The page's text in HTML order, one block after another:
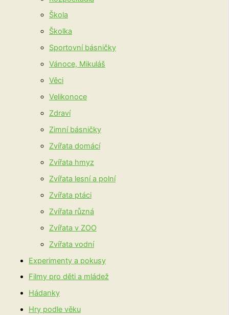
Škola
Školka
Sportovní básničky
Vánoce, Mikuláš
Věci
Velikonoce
Zdraví
Zimní básničky
Zvířata domácí
Zvířata hmyz
Zvířata lesní a polní
Zvířata ptáci
Zvířata různá
Zvířata v ZOO
Zvířata vodní
Experimenty a pokusy
Filmy pro děti a mládež
Hádanky
Hry podle věku